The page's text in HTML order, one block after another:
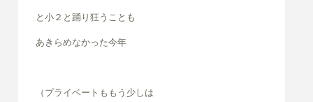
と小２と踊り狂うことも
あきらめなかった今年
（プライベートももう少しは